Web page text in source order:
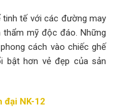
tinh tế với các đường may
thẩm mỹ độc đáo. Những
cách vào chiếc ghế
bật hơn vẻ đẹp của sản
đại NK-12